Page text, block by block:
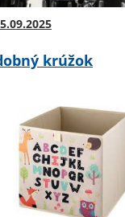
krúžok